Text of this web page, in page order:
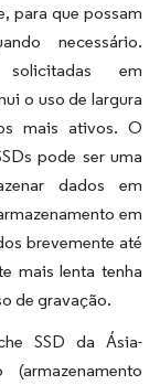
para que possam
necessário.
solicitadas em
o uso de largura
mais ativos. O
pode ser uma
dados em
em
brevemente até
mais lenta tenha
de gravação.
SSD da Ásia-